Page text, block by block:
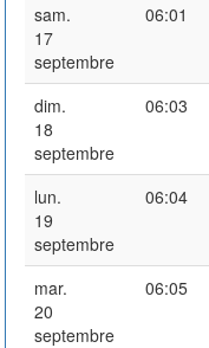
sam.
17
septembre
06:01
dim.
18
septembre
06:03
lun.
19
septembre
06:04
mar.
20
septembre
06:05